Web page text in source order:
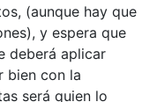
(aunque hay que
y espera que
deberá aplicar
bien con la
será quien lo